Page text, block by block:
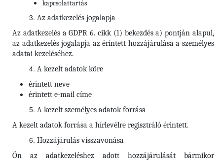
kapcsolattartás
Az adatkezelés jogalapja
Az adatkezelés a GDPR 6. cikk (1) bekezdés a) pontján alapul,
az adatkezelés jogalapja az érintett hozzájárulása a személyes
adatai kezeléséhez.
A kezelt adatok köre
érintett neve
érintett e-mail címe
A kezelt személyes adatok forrása
A kezelt adatok forrása a hírlevélre regisztráló érintett.
Hozzájárulás visszavonása
Ön az adatkezeléshez adott hozzájárulását bármikor